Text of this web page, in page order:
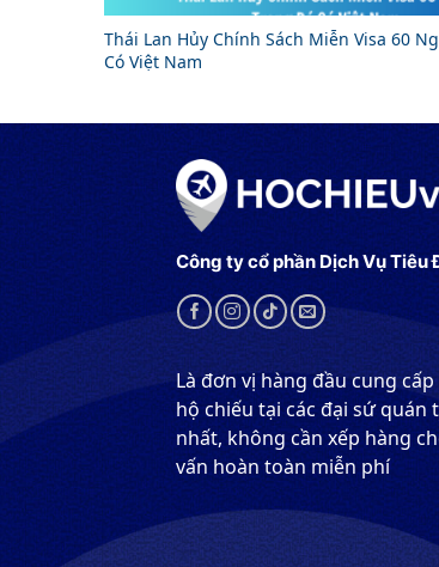
Thái Lan Hủy Chính Sách Miễn Visa 60
Có Việt Nam
Công ty cổ phần Dịch Vụ Tiêu
Là đơn vị hàng đầu cung cấp
hộ chiếu tại các đại sứ quán
nhất, không cần xếp hàng
vấn hoàn toàn miễn phí